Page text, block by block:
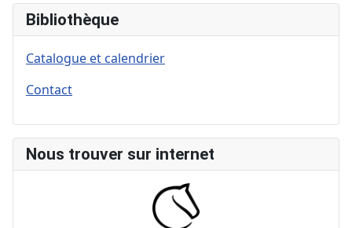
Bibliothèque
Catalogue et calendrier
Contact
Nous trouver sur internet